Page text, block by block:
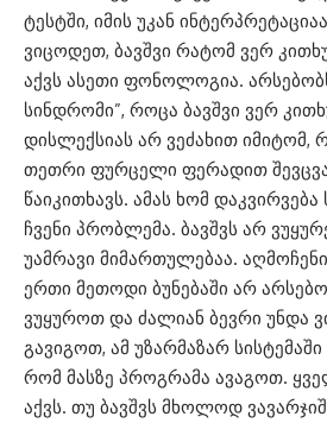
ტესტში, იმის უკან
ვიცოდეთ, ბავშვი რატომ ვერ
აქვს ასეთი ფონოლოგია.
სინდრომი”, როცა ბავშვი ვერ
დისლექსიას არ ვეძახით იმიტომ,
თეთრი ფურცელი ფერადით
წაიკითხავს. ამას ხომ
ჩვენი პრობლემა. ბავშვს არ
უამრავი მიმართულებაა.
ერთი მეთოდი ბუნებაში არ
ვუყუროთ და ძალიან ბევრი უნდა
გავიგოთ, ამ უზარმაზარ
რომ მასზე პროგრამა ავაგოთ.
აქვს. თუ ბავშვს მხოლოდ